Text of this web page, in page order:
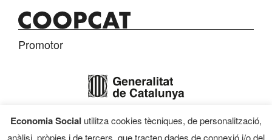
Promotor
Finançament
Economia Social utilitza cookies tècniques, de personalització,
anàlisi, pròpies i de tercers, que tracten dades de connexió i/o del